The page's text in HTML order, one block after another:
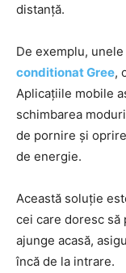
distanță.
De exemplu,
conditionat Gree,
Aplicațiile mobile
schimbarea
de pornire și
de energie.
Această soluție
cei care doresc să
ajunge acasă,
încă de la intrare.